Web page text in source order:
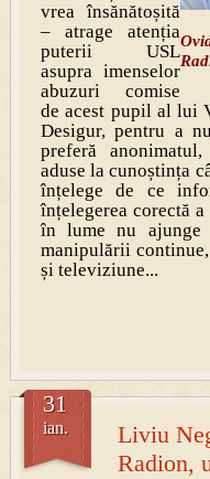
vrea însănătoșită
– atrage atenția
puterii USL
asupra imenselor
abuzuri comise
de acest pupil al lui
Desigur, pentru a
preferă
aduse la cunoștința
înțelege de ce
înțelegerea corectă
în lume nu
manipulării
și televiziune...
Liviu
Radion,
31
ian.